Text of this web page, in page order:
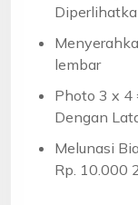
lembar
Photo 3 x 4
Dengan
Melunasi
Rp. 10.000